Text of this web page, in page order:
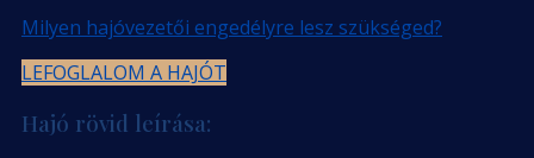
Milyen hajóvezetői engedélyre lesz szükséged?
LEFOGLALOM A HAJÓT
Hajó rövid leírása: